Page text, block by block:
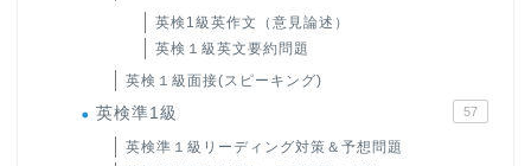
英検1級英作文（意見論述）
英検１級英文要約問題
英検１級面接(スピーキング)
英検準1級 57
英検準１級リーディング対策＆予想問題